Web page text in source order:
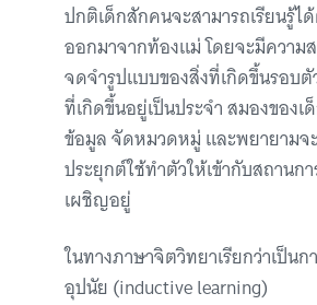
ปกติเด็กสักคนจะสามารถเรียนรู้
ออกมาจากท้องแม่ โดยจะมีความ
จดจำรูปแบบของสิ่งที่เกิดขึ้นรอบตั
ที่เกิดขึ้นอยู่เป็นประจำ สมองของเ
ข้อมูล จัดหมวดหมู่ และพยายามจ
ประยุกต์ใช้ทำตัวให้เข้ากับสถานก
เผชิญอยู่
ในทางภาษาจิตวิทยาเรียกว่าเป็นก
อุปนัย (inductive learning)